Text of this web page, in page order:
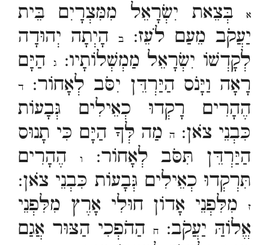
א
בְּצֵאת יִשְׂרָאֵל מִמִּצְרָיִם בֵּית
יַעֲקֹב מֵעַם לֹעֵז:
ב
הָיְתָה יְהוּדָה
לְקָדְשׁוֹ יִשְׂרָאֵל מַמְשְׁלוֹתָיו:ג
הַיָּם
רָאָה וַיָּנֹס הַיַּרְדֵּן יִסֹּב לְאָחוֹר:
ד
הֶהָרִים רָקְדוּ כְאֵילִים גְּבָעוֹת
כִּבְנֵי צֹאן: המַה לְּךָ הַיָּם כִּי תָנוּס
הַיַּרְדֵּן תִּסֹּב לְאָחוֹר:
ו
הֶהָרִים
תִּרְקְדוּ כְאֵילִים גְּבָעוֹת כִּבְנֵי צֹאן:
ז
מִלִּפְנֵי אָדוֹן חוּלִי אָרֶץ מִלִּפְנֵי
אֱלוֹהַּ יַעֲקֹב:
ח
הַהֹפְכִי הַצּוּר אֲגַם